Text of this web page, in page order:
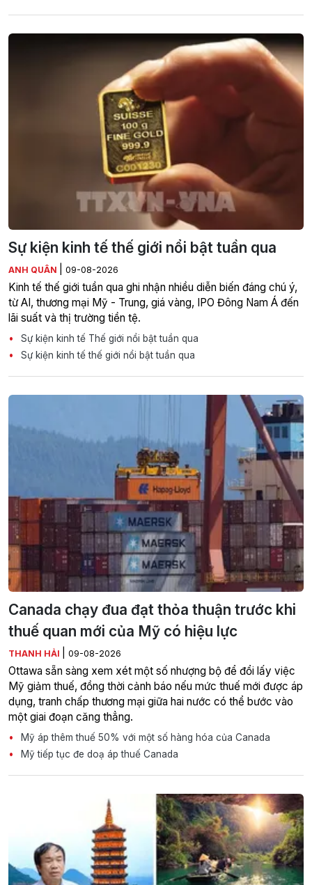
Sự kiện kinh tế thế giới nổi bật tuần qua
ANH QUÂN 09-08-2026
Kinh tế thế giới tuần qua ghi nhận nhiều diễn biến đáng chú ý,
từ AI, thương mại Mỹ - Trung, giá vàng, IPO Đông Nam Á đến
lãi suất và thị trường tiền tệ.
Sự kiện kinh tế Thế giới nổi bật tuần qua
Sự kiện kinh tế thế giới nổi bật tuần qua
Canada chạy đua đạt thỏa thuận trước khi
thuế quan mới của Mỹ có hiệu lực
THANH HẢI 09-08-2026
Ottawa sẵn sàng xem xét một số nhượng bộ để đổi lấy việc
Mỹ giảm thuế, đồng thời cảnh báo nếu mức thuế mới được áp
dụng, tranh chấp thương mại giữa hai nước có thể bước vào
một giai đoạn căng thẳng.
Mỹ áp thêm thuế 50% với một số hàng hóa của Canada
Mỹ tiếp tục đe doạ áp thuế Canada